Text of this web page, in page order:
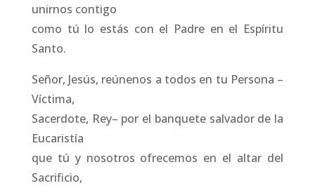
unirnos contigo
como tú lo estás con el Padre en el Espíritu
Santo.
Señor, Jesús, reúnenos a todos en tu Persona –
Víctima,
Sacerdote, Rey– por el banquete salvador de la
Eucaristía
que tú y nosotros ofrecemos en el altar del
Sacrificio,